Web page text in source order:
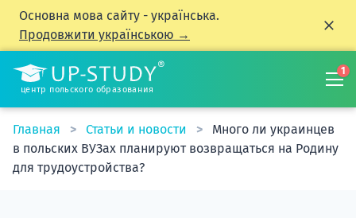
Основна мова сайту - українська.
Продовжити українською →
центр польского образования
1
Главная Статьи и новости
Много ли украинцев
в польских ВУЗах планируют возвращаться на Родину
для трудоустройства?